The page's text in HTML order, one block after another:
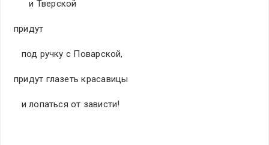
и Тверской
придут
под ручку с Поварской,
придут глазеть красавицы
и лопаться от зависти!